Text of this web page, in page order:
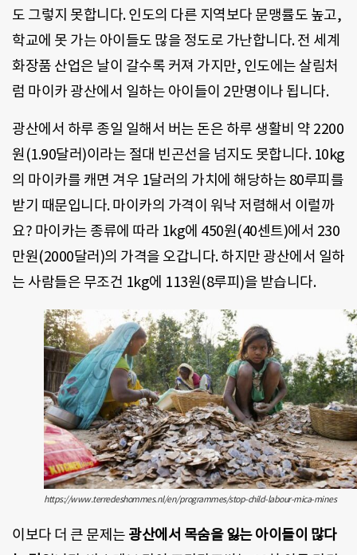
도 그렇지 못합니다. 인도의 다른 지역보다 문맹률도 높고,
학교에 못 가는 아이들도 많을 정도로 가난합니다. 전 세계
화장품 산업은 날이 갈수록 커져 가지만, 인도에는 살림처
럼 마이카 광산에서 일하는 아이들이 2만명이나 됩니다.
광산에서 하루 종일 일해서 버는 돈은 하루 생활비 약 2200
원(1.90달러)이라는 절대 빈곤선을 넘지도 못합니다. 10kg
의 마이카를 캐면 겨우 1달러의 가치에 해당하는 80루피를
받기 때문입니다. 마이카의 가격이 워낙 저렴해서 이럴까
요? 마이카는 종류에 따라 1kg에 450원(40센트)에서 230
만원(2000달러)의 가격을 오갑니다. 하지만 광산에서 일하
는 사람들은 무조건 1kg에 113원(8루피)을 받습니다.
https://www.terredeshommes.nl/en/programmes/stop-child-labour-mica-mines
이보다 더 큰 문제는 광산에서 목숨을 잃는 아이들이 많다